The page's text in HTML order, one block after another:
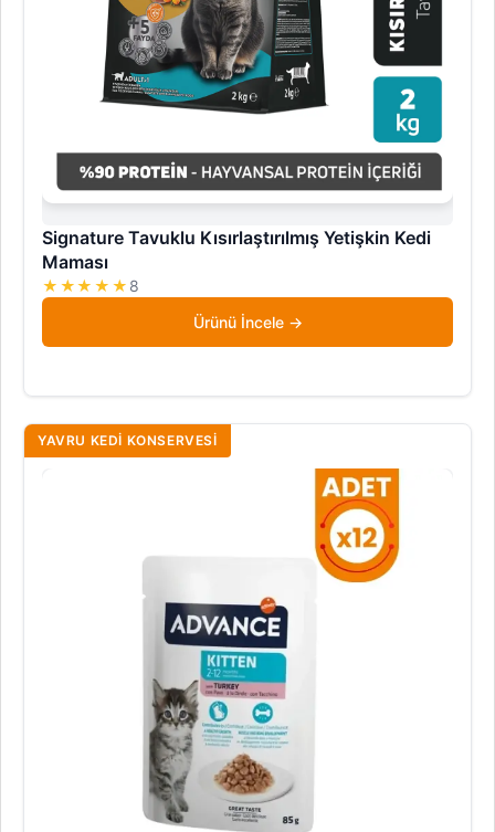
Signature Tavuklu Kısırlaştırılmış Yetişkin Kedi
Maması
★★★★★ 8
Ürünü İncele
YAVRU KEDI KONSERVESI